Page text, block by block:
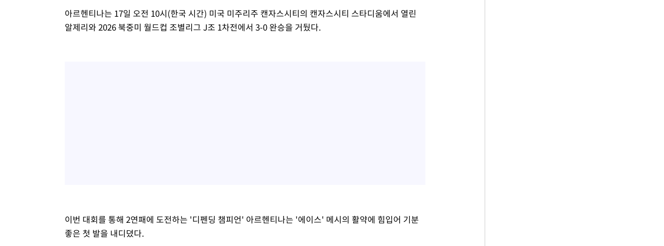
아르헨티나는 17일 오전 10시(한국 시간) 미국 미주리주 캔자스시티의 캔자스시티 스타디움에서 열린
알제리와 2026 북중미 월드컵 조별리그 J조 1차전에서 3-0 완승을 거뒀다.
이번 대회를 통해 2연패에 도전하는 '디펜딩 챔피언' 아르헨티나는 '에이스' 메시의 활약에 힘입어 기분
좋은 첫 발을 내디뎠다.